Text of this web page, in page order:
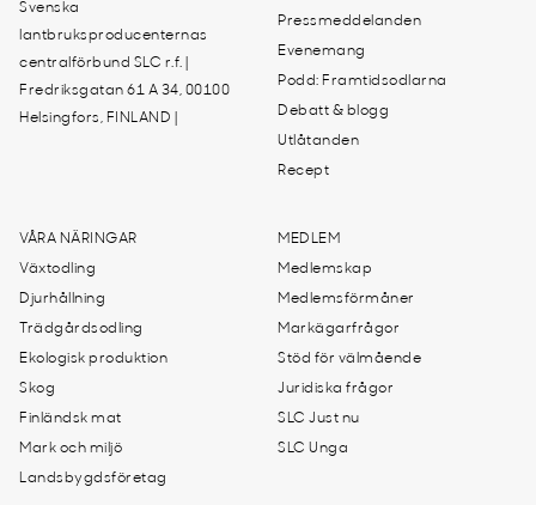
Svenska
lantbruksproducenternas
centralförbund SLC r.f. |
Fredriksgatan 61 A 34, 00100
Helsingfors, FINLAND |
Pressmeddelanden
Evenemang
Podd: Framtidsodlarna
Debatt & blogg
Utlåtanden
Recept
VÅRA NÄRINGAR
Växtodling
Djurhållning
Trädgårdsodling
Ekologisk produktion
Skog
Finländsk mat
Mark och miljö
Landsbygdsföretag
MEDLEM
Medlemskap
Medlemsförmåner
Markägarfrågor
Stöd för välmående
Juridiska frågor
SLC Just nu
SLC Unga